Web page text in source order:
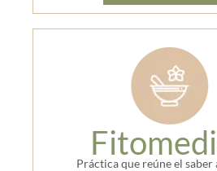
Práctica que reúne el saber